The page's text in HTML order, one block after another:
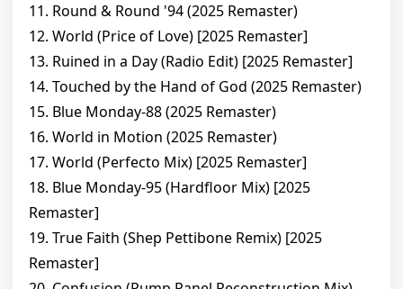
11. Round & Round '94 (2025 Remaster)
12. World (Price of Love) [2025 Remaster]
13. Ruined in a Day (Radio Edit) [2025 Remaster]
14. Touched by the Hand of God (2025 Remaster)
15. Blue Monday-88 (2025 Remaster)
16. World in Motion (2025 Remaster)
17. World (Perfecto Mix) [2025 Remaster]
18. Blue Monday-95 (Hardfloor Mix) [2025
Remaster]
19. True Faith (Shep Pettibone Remix) [2025
Remaster]